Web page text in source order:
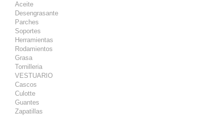
Aceite
Desengrasante
Parches
Soportes
Herramientas
Rodamientos
Grasa
Tornilleria
VESTUARIO
Cascos
Culotte
Guantes
Zapatillas